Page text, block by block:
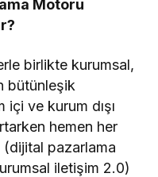
Motoru
birlikte kurumsal,
bütünleşik
ve kurum dışı
hemen her
(dijital pazarlama
iletişim 2.0)